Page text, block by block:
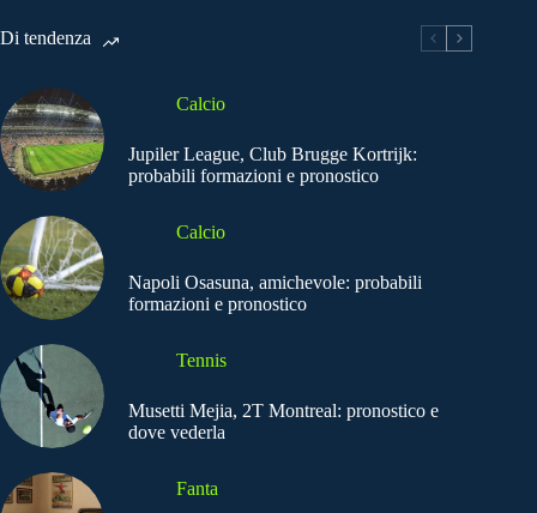
Di tendenza
Calcio
Jupiler League, Club Brugge Kortrijk:
probabili formazioni e pronostico
Calcio
Napoli Osasuna, amichevole: probabili
formazioni e pronostico
Tennis
Musetti Mejia, 2T Montreal: pronostico e
dove vederla
Fanta